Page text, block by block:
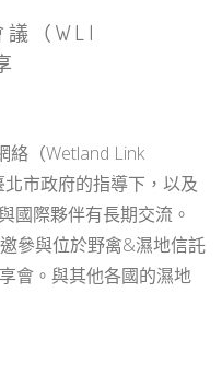
（WLI
絡（Wetland Link
市政府的指導下，以及
國際夥伴有長期交流。
參與位於野禽&濕地信託
會。與其他各國的濕地